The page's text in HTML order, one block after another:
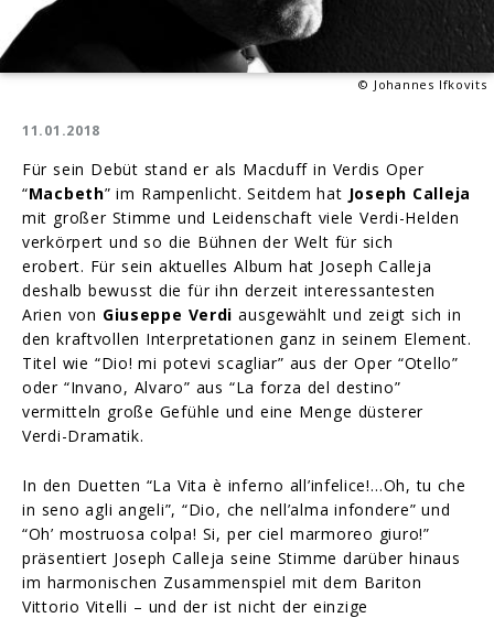
© Johannes Ifkovits
11.01.2018
Für sein Debüt stand er als Macduff in Verdis Oper
“Macbeth” im Rampenlicht. Seitdem hat Joseph Calleja
mit großer Stimme und Leidenschaft viele Verdi-Helden
verkörpert und so die Bühnen der Welt für sich
erobert. Für sein aktuelles Album hat Joseph Calleja
deshalb bewusst die für ihn derzeit interessantesten
Arien von Giuseppe Verdi ausgewählt und zeigt sich in
den kraftvollen Interpretationen ganz in seinem Element.
Titel wie “Dio! mi potevi scagliar” aus der Oper “Otello”
oder “Invano, Alvaro” aus “La forza del destino”
vermitteln große Gefühle und eine Menge düsterer
Verdi-Dramatik.
In den Duetten “La Vita è inferno all’infelice!…Oh, tu che
in seno agli angeli”, “Dio, che nell’alma infondere” und
“Oh’ mostruosa colpa! Si, per ciel marmoreo giuro!”
präsentiert Joseph Calleja seine Stimme darüber hinaus
im harmonischen Zusammenspiel mit dem Bariton
Vittorio Vitelli – und der ist nicht der einzige